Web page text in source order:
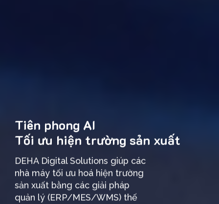
Tiên phong AI
Tối ưu hiện trường sản xuất
DEHA Digital Solutions giúp các
nhà máy tối ưu hoá hiện trường
sản xuất bằng các giải pháp
quản lý (ERP/MES/WMS) thế